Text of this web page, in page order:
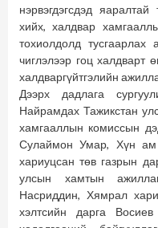
нэрвэгдэгсдэд
хийх, халдвар
тохиолдолд
чиглэлээр гоц халдварт
халдваргүйтгэлийн
Дээрх дадлага
Найрамдах Тажикстан
хамгааллын комиссын
Сулаймон Умар, Хүн ам
хариуцсан төв газрын
улсын хамтын
Насриддин, Хямрал
хэлтсийн дарга